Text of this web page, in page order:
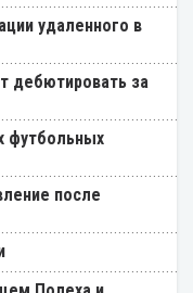
удаленного в
дебютировать за
футбольных
после